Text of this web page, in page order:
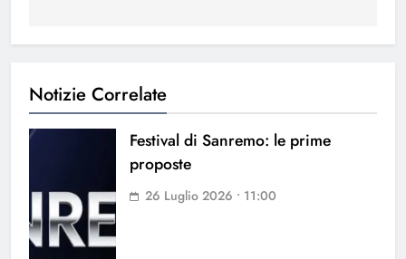
Notizie Correlate
Festival di Sanremo: le prime
proposte
26 Luglio 2026 • 11:00